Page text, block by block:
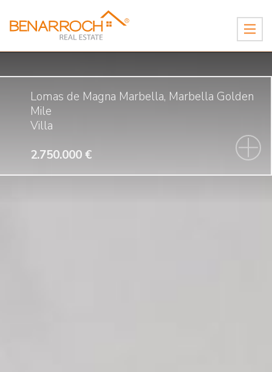
Lomas de Magna Marbella, Marbella Golden
Mile
Villa
2.750.000 €